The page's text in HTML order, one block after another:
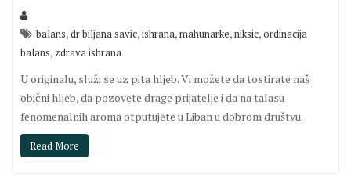
balans,dr biljana savic,ishrana,mahunarke,niksic,ordinacija
balans, zdrava ishrana
U originalu, služi se uz pita hljeb. Vi možete da tostirate naš
obični hljeb, da pozovete drage prijatelje i da na talasu
fenomenalnih aroma otputujete u Liban u dobrom društvu.
Read More